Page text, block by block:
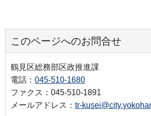
このページへのお問合せ
鶴見区総務部区政推進課
電話： 045-510-1680
ファクス：045-510-1891
メールアドレス： tr-